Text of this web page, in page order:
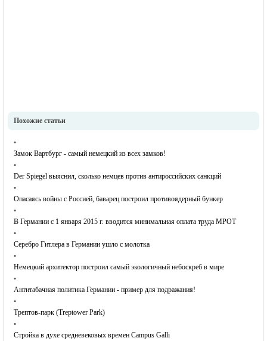
Похожие статьи
•
Замок Вартбург - самый немецкий из всех замков!
•
Der Spiegel выяснил, сколько немцев против антироссийских санкций
•
Опасаясь войны с Россией, баварец построил противоядерный бункер
•
В Германии с 1 января 2015 г. вводится минимальная оплата труда МРОТ
•
Серебро Гитлера в Германии ушло с молотка
•
Немецкий архитектор построил самый экологичный небоскреб в мире
•
Антитабачная политика Германии - пример для подражания!
•
Трептов-парк (Treptower Park)
•
Стройка в духе средневековых времен Campus Galli